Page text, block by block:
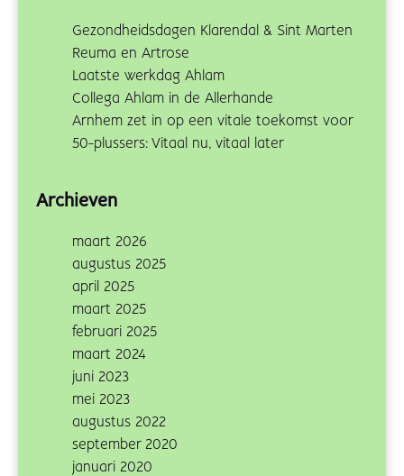
Gezondheidsdagen Klarendal & Sint Marten
Reuma en Artrose
Laatste werkdag Ahlam
Collega Ahlam in de Allerhande
Arnhem zet in op een vitale toekomst voor
50-plussers: Vitaal nu, vitaal later
Archieven
maart 2026
augustus 2025
april 2025
maart 2025
februari 2025
maart 2024
juni 2023
mei 2023
augustus 2022
september 2020
januari 2020